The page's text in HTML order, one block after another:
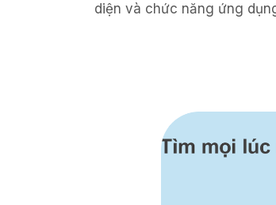
diện và chức năng ứng